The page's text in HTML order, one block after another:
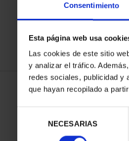
Consentimiento
Esta página web usa
Las cookies de este sitio
y analizar el tráfico.
redes sociales, publicidad y
que hayan recopilado a
consentimiento
NECESARIAS
CIUDADES